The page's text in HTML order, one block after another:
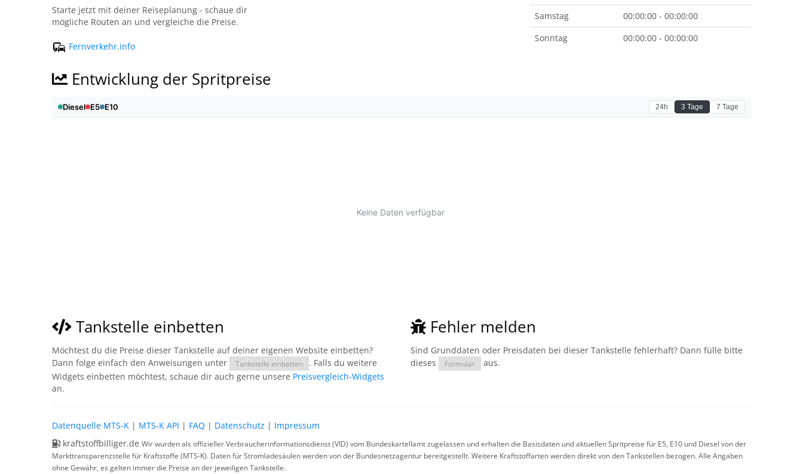
Starte jetzt mit deiner Reiseplanung - schaue dir
mögliche Routen an und vergleiche die Preise.
Fernverkehr.info
Samstag
00:00:00 - 00:00:00
Sonntag
00:00:00 - 00:00:00
Entwicklung der Spritpreise
Tankstelle einbetten
Möchtest du die Preise dieser Tankstelle auf deiner eigenen Website einbetten?
Dann folge einfach den Anweisungen unter
Tankstelle einbetten
. Falls du weitere
Widgets einbetten möchtest, schaue dir auch gerne unsere Preisvergleich-Widgets
an.
Fehler melden
Sind Grunddaten oder Preisdaten bei dieser Tankstelle fehlerhaft? Dann fülle bitte
dieses
Formular aus.
Datenquelle MTS-K | MTS-K API | FAQ | Datenschutz | Impressum
kraftstoffbilliger.de Wir wurden als offizieller Verbraucherinformationsdienst (VID) vom Bundeskartellamt zugelassen und erhalten die Basisdaten und aktuellen Spritpreise für E5, E10 und Diesel von der
Markttransparenzstelle für Kraftstoffe (MTS-K). Daten für Stromladesäulen werden von der Bundesnetzagentur bereitgestellt. Weitere Kraftstoffarten werden direkt von den Tankstellen bezogen. Alle Angaben
ohne Gewähr, es gelten immer die Preise an der jeweiligen Tankstelle.